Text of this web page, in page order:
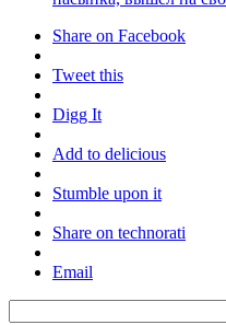
Share on Facebook
Tweet this
Digg It
Add to delicious
Stumble upon it
Share on technorati
Email